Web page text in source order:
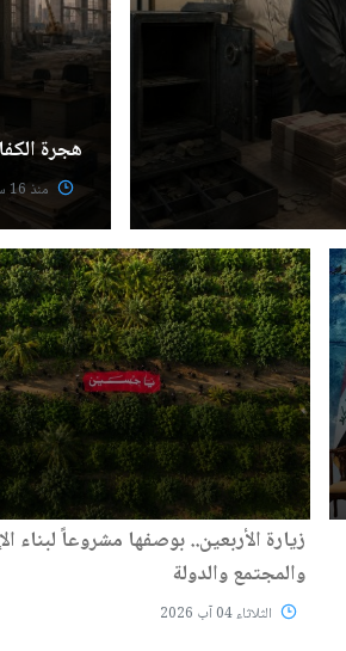
هجرة
منذ 16 ساعة
زيارة الأربعين.. بوصفها مشروعاً لبناء
والمجتمع والدولة
الثلاثاء 04 آب 2026